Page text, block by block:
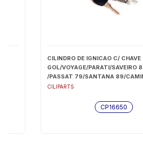
CILINDRO DE IGNICAO C/ CHAVE
GOL/VOYAGE/PARATI/SAVEIRO
/PASSAT 79/SANTANA 89/
VOLKS TODOS (PINO CURTO) -
CILIPARTS
CP16650